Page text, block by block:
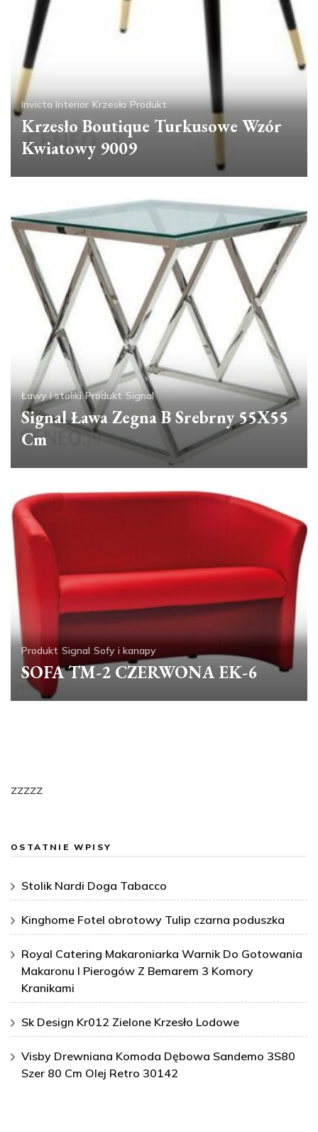
Invicta Interior Krzesła Produkt
Krzesło Boutique Turkusowe Wzór
Kwiatowy 9009
Ławy i stoliki Produkt Signal
Signal Ława Zegna B Srebrny 55X55
Cm
Produkt Signal Sofy i kanapy
SOFA TM-2 CZERWONA EK-6
zzzzz
OSTATNIE WPISY
Stolik Nardi Doga Tabacco
Kinghome Fotel obrotowy Tulip czarna poduszka
Royal Catering Makaroniarka Warnik Do Gotowania
Makaronu I Pierogów Z Bemarem 3 Komory
Kranikami
Sk Design Kr012 Zielone Krzesło Lodowe
Visby Drewniana Komoda Dębowa Sandemo 3S80
Szer 80 Cm Olej Retro 30142